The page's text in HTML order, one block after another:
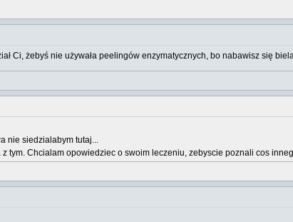
Ci, żebyś nie używała peelingów enzymatycznych, bo nabawisz się
nie siedzialabym tutaj...
tym. Chcialam opowiedziec o swoim leczeniu, zebyscie poznali cos